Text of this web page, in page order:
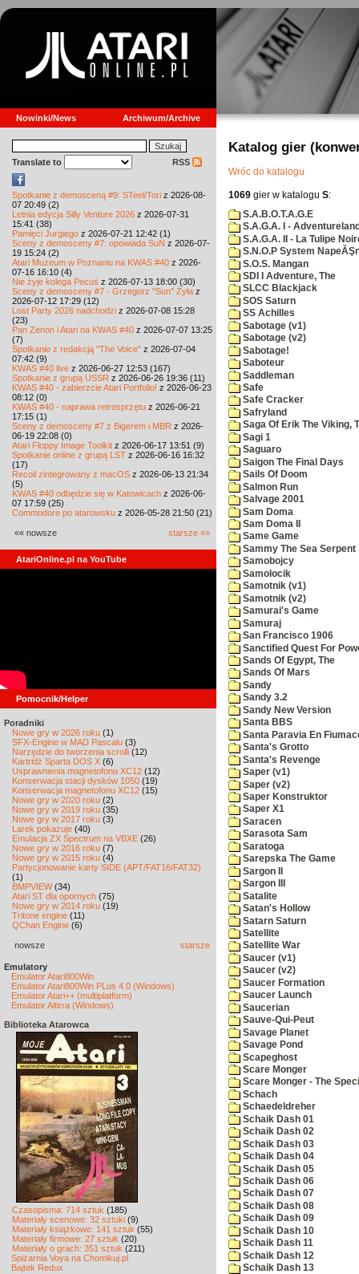
Nowinki/News Archiwum/Archive
Translate to RSS
Spotkanie z demosceną #9: STeel/Tori z 2026-08-
07 20:49 (2)
Letnia edycja Silly Venture 2026 z 2026-07-31
15:41 (38)
Pamięci Jurgiego z 2026-07-21 12:42 (1)
Sceny z demosceny #7: opowiada SuN z 2026-07-
19 15:24 (2)
Atari Muzeum w Poznaniu na KWAS #40 z 2026-
07-16 16:10 (4)
Nie żyje kolega Pecuś z 2026-07-13 18:00 (30)
Sceny z demosceny #7 - Grzegorz "Sun" Żyła z
2026-07-12 17:29 (12)
Lost Party 2026 nadchodzi z 2026-07-08 15:28
(23)
Pan Zenon i Atari na KWAS #40 z 2026-07-07 13:25
(7)
Spotkanie z redakcją "The Voice" z 2026-07-04
07:42 (9)
KWAS #40 live z 2026-06-27 12:53 (167)
Spotkanie z grupą USSR z 2026-06-26 19:36 (11)
KWAS #40 - zabierzcie Atari Portfolio! z 2026-06-23
08:12 (0)
KWAS #40 - naprawa retrosprzętu z 2026-06-21
17:15 (1)
Sceny z demosceny #7 z Bigerem i MBR z 2026-
06-19 22:08 (0)
Atari Floppy Image Toolkit z 2026-06-17 13:51 (9)
Spotkanie online z grupą LST z 2026-06-16 16:32
(17)
Recoil zintegrowany z macOS z 2026-06-13 21:34
(5)
KWAS #40 odbędzie się w Katowicach z 2026-06-
07 17:59 (25)
Commodore po atarowsku z 2026-05-28 21:50 (21)
«« nowsze starsze »»
AtariOnline.pl na YouTube
Pomocnik/Helper
Poradniki
Nowe gry w 2026 roku (1)
SFX-Engine w MAD Pascalu (3)
Narzędzie do tworzenia scrolli (12)
Kartridż Sparta DOS X (6)
Usprawnienia magnetofonu XC12 (12)
Konserwacja stacji dysków 1050 (19)
Konserwacja magnetofonu XC12 (15)
Nowe gry w 2020 roku (2)
Nowe gry w 2019 roku (35)
Nowe gry w 2017 roku (3)
Larek pokazuje (40)
Emulacja ZX Spectrum na VBXE (26)
Nowe gry w 2016 roku (7)
Nowe gry w 2015 roku (4)
Partycjonowanie karty SIDE (APT/FAT16/FAT32)
(1)
BMPVIEW(34)
Atari ST dla opornych (75)
Nowe gry w 2014 roku (19)
Tritone engine (11)
QChan Engine (6)
nowsze starsze
Emulatory
Emulator Atari800Win
Emulator Atari800Win PLus 4.0 (Windows)
Emulator Atari++ (multiplatform)
Emulator Altirra (Windows)
Biblioteka Atarowca
Czasopisma: 714 sztuk (185)
Materiały scenowe: 32 sztuki (9)
Materiały książkowe: 141 sztuk (55)
Materiały firmowe: 27 sztuk (20)
Materiały o grach: 351 sztuk (211)
Spiżarnia Voya na Chomikuj.pl
Bajtek Redux
Katalog gier
Wróc do katalogu
1069 gier w katalogu S:
S.A.B.O.T.A.G.E
S.A.G.A. I -
S.A.G.A. II - La Tulipe
S.N.O.P System
S.O.S. Mangan
SDI I Adventure, The
SLCC Blackjack
SOS Saturn
SS Achilles
Sabotage (v1)
Sabotage (v2)
Sabotage!
Saboteur
Saddleman
Safe
Safe Cracker
Safryland
Saga Of Erik The Viking,
Sagi 1
Saguaro
Saigon The Final Days
Sails Of Doom
Salmon Run
Salvage 2001
Sam Doma
Sam Doma II
Same Game
Sammy The Sea Serpent
Samobojcy
Samolocik
Samotnik (v1)
Samotnik (v2)
Samurai's Game
Samuraj
San Francisco 1906
Sanctified Quest For
Sands Of Egypt, The
Sands Of Mars
Sandy
Sandy 3.2
Sandy New Version
Santa BBS
Santa Paravia En
Santa's Grotto
Santa's Revenge
Saper (v1)
Saper (v2)
Saper Konstruktor
Saper X1
Saracen
Sarasota Sam
Saratoga
Sarepska The Game
Sargon II
Sargon III
Satalite
Satan's Hollow
Satarn Saturn
Satellite
Satellite War
Saucer (v1)
Saucer (v2)
Saucer Formation
Saucer Launch
Saucerian
Sauve-Qui-Peut
Savage Planet
Savage Pond
Scapeghost
Scare Monger
Scare Monger - The
Schach
Schaedeldreher
Schaik Dash 01
Schaik Dash 02
Schaik Dash 03
Schaik Dash 04
Schaik Dash 05
Schaik Dash 06
Schaik Dash 07
Schaik Dash 08
Schaik Dash 09
Schaik Dash 10
Schaik Dash 11
Schaik Dash 12
Schaik Dash 13